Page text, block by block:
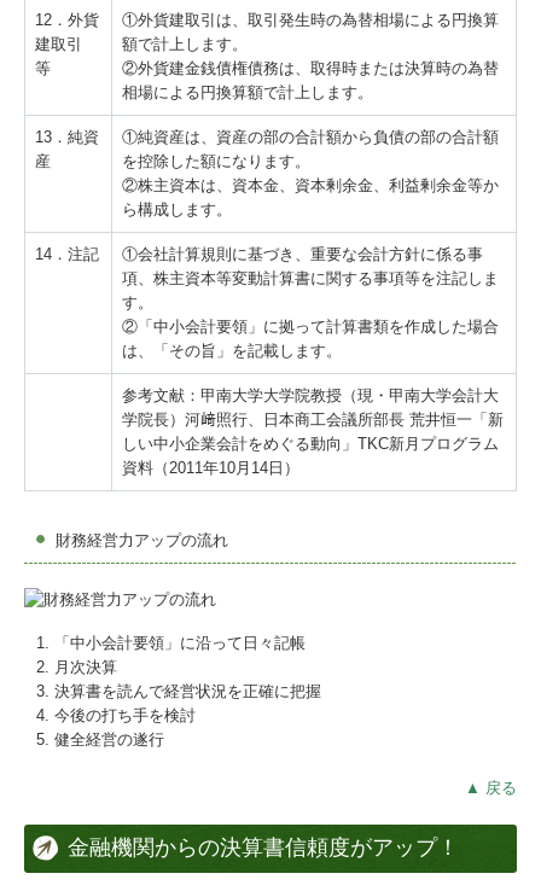
12．外貨
建取引
等
①外貨建取引は、取引発生時の為替相場による円換算
額で計上します。
②外貨建金銭債権債務は、取得時または決算時の為替
相場による円換算額で計上します。
13．純資
産
①純資産は、資産の部の合計額から負債の部の合計額
を控除した額になります。
②株主資本は、資本金、資本剰余金、利益剰余金等か
ら構成します。
14．注記
①会社計算規則に基づき、重要な会計方針に係る事
項、株主資本等変動計算書に関する事項等を注記しま
す。
②「中小会計要領」に拠って計算書類を作成した場合
は、「その旨」を記載します。
参考文献：甲南大学大学院教授（現・甲南大学会計大
学院長）河﨑照行、日本商工会議所部長 荒井恒一「新
しい中小企業会計をめぐる動向」TKC新月プログラム
資料（2011年10月14日）
財務経営力アップの流れ
「中小会計要領」に沿って日々記帳
月次決算
決算書を読んで経営状況を正確に把握
今後の打ち手を検討
健全経営の遂行
▲ 戻る
金融機関からの決算書信頼度がアップ！